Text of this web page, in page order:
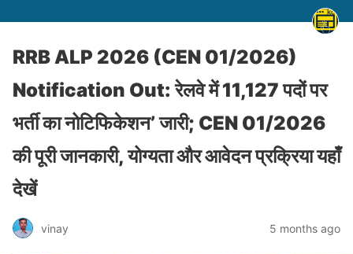
RRB ALP 2026 (CEN 01/2026)
Notification Out: रेलवे में 11,127 पदों पर
भर्ती का नोटिफिकेशन’ जारी; CEN 01/2026
की पूरी जानकारी, योग्यता और आवेदन प्रक्रिया यहाँ
देखें
vinay 5 months ago